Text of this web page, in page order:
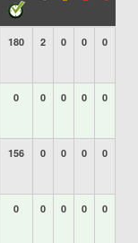
180 2 0 0 0
0 0 0 0 0
156 0 0 0 0
0 0 0 0 0